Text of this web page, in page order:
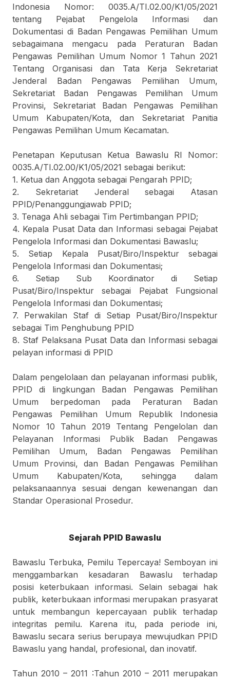
Indonesia Nomor: 0035.A/TI.02.00/K1/05/2021
tentang Pejabat Pengelola Informasi dan
Dokumentasi di Badan Pengawas Pemilihan Umum
sebagaimana mengacu pada Peraturan Badan
Pengawas Pemilihan Umum Nomor 1 Tahun 2021
Tentang Organisasi dan Tata Kerja Sekretariat
Jenderal Badan Pengawas Pemilihan Umum,
Sekretariat Badan Pengawas Pemilihan Umum
Provinsi, Sekretariat Badan Pengawas Pemilihan
Umum Kabupaten/Kota, dan Sekretariat Panitia
Pengawas Pemilihan Umum Kecamatan.
Penetapan Keputusan Ketua Bawaslu RI Nomor:
0035.A/TI.02.00/K1/05/2021 sebagai berikut:
1. Ketua dan Anggota sebagai Pengarah PPID;
2. Sekretariat Jenderal sebagai Atasan
PPID/Penanggungjawab PPID;
3. Tenaga Ahli sebagai Tim Pertimbangan PPID;
4. Kepala Pusat Data dan Informasi sebagai Pejabat
Pengelola Informasi dan Dokumentasi Bawaslu;
5. Setiap Kepala Pusat/Biro/Inspektur sebagai
Pengelola Informasi dan Dokumentasi;
6. Setiap Sub Koordinator di Setiap
Pusat/Biro/Inspektur sebagai Pejabat Fungsional
Pengelola Informasi dan Dokumentasi;
7. Perwakilan Staf di Setiap Pusat/Biro/Inspektur
sebagai Tim Penghubung PPID
8. Staf Pelaksana Pusat Data dan Informasi sebagai
pelayan informasi di PPID
Dalam pengelolaan dan pelayanan informasi publik,
PPID di lingkungan Badan Pengawas Pemilihan
Umum berpedoman pada Peraturan Badan
Pengawas Pemilihan Umum Republik Indonesia
Nomor 10 Tahun 2019 Tentang Pengelolan dan
Pelayanan Informasi Publik Badan Pengawas
Pemilihan Umum, Badan Pengawas Pemilihan
Umum Provinsi, dan Badan Pengawas Pemilihan
Umum Kabupaten/Kota, sehingga dalam
pelaksanaannya sesuai dengan kewenangan dan
Standar Operasional Prosedur.
Sejarah PPID Bawaslu
Bawaslu Terbuka, Pemilu Tepercaya! Semboyan ini
menggambarkan kesadaran Bawaslu terhadap
posisi keterbukaan informasi. Selain sebagai hak
publik, keterbukaan informasi merupakan prasyarat
untuk membangun kepercayaan publik terhadap
integritas pemilu. Karena itu, pada periode ini,
Bawaslu secara serius berupaya mewujudkan PPID
Bawaslu yang handal, profesional, dan inovatif.
Tahun 2010 – 2011 :Tahun 2010 – 2011 merupakan